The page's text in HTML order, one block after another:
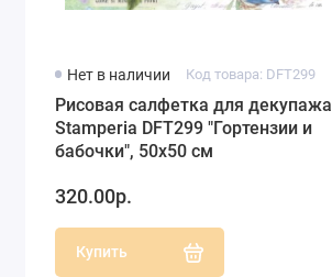
Нет в наличии Код товара: DFT299
Рисовая салфетка для декупажа
Stamperia DFT299 "Гортензии и
бабочки", 50х50 см
320.00р.
Купить